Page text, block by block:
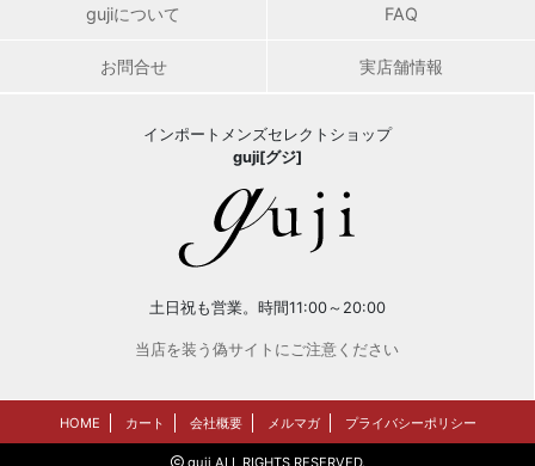
gujiについて FAQ
お問合せ 実店舗情報
インポートメンズセレクトショップ
guji[グジ]
土日祝も営業。時間11:00～20:00
当店を装う偽サイトにご注意ください
HOME カート 会社概要 メルマガ プライバシーポリシー
guji ALL RIGHTS RESERVED.